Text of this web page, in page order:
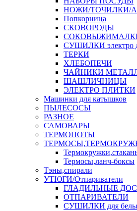
НОЖИ/ТОЧИЛКИ/
Попкорница
СКОВОРОДЫ
СУШИЛКИ электро
ТЕРКИ
ХЛЕБОПЕЧИ
ЧАЙНИКИ
ШАШЛИЧНИЦЫ
ЭЛЕКТРО ПЛИТКИ
Машинки для катышков
ПЫЛЕСОСЫ
РАЗНОЕ
САМОВАРЫ
ТЕРМОПОТЫ
Термосы,ланч-боксы
Тэны,спирали
УТЮГИ/Отпариватели
ГЛАДИЛЬНЫЕ
ОТПАРИВАТЕЛИ
СУШИЛКИ для